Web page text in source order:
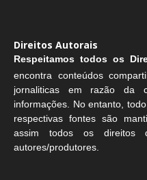
Direitos Autorais
Respeitamos todos os
encontra conteúdos
jornaliticas em razão da
informações. No entanto,
respectivas fontes são
assim todos os direitos
autores/produtores.